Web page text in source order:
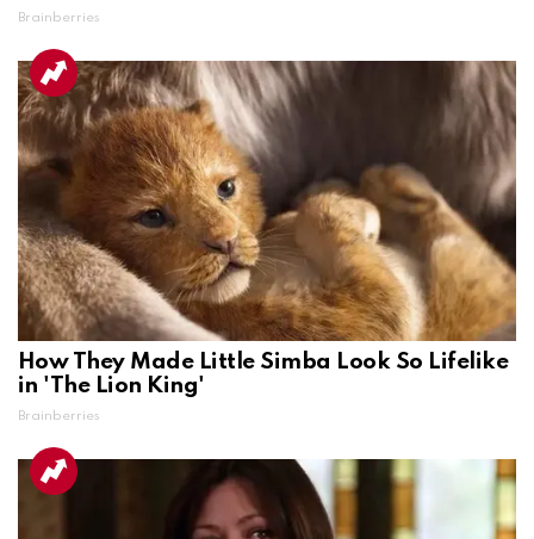
Brainberries
How They Made Little Simba Look So Lifelike
in 'The Lion King'
Brainberries